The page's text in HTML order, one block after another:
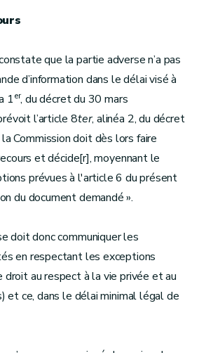
que la partie adverse n’a pas
d’information dans le délai visé à
1er, du décret du 30 mars
l’article 8ter, alinéa 2, du décret
Commission doit dès lors faire
et décide[r], moyennant le
prévues à l'article 6 du présent
du document demandé ».
doit donc communiquer les
en respectant les exceptions
au respect à la vie privée et au
et ce, dans le délai minimal légal de